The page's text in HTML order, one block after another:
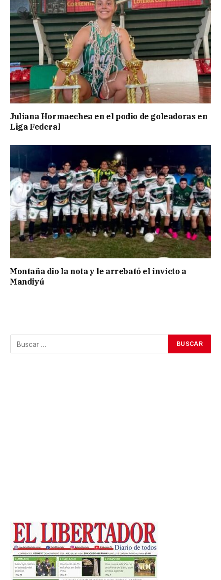
Juliana Hormaechea en el podio de goleadoras en
Liga Federal
Montaña dio la nota y le arrebató el invicto a
Mandiyú